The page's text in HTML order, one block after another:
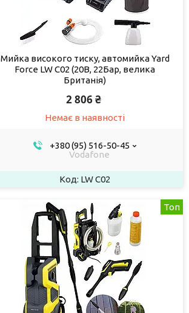
Мийка високого тиску, автомийка Yard
Force LW C02 (20В, 22Бар, велика
Британія)
2 806 ₴
Немає в наявності
+380 (95) 516-50-45
Vodafone
LW C02
Топ